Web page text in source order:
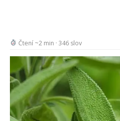
Čtení ~2 min · 346 slov